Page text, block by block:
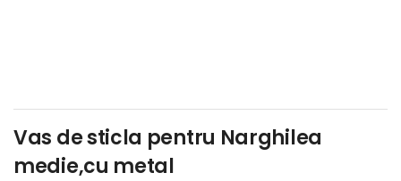
Vas de sticla pentru Narghilea
medie,cu metal